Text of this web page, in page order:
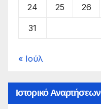
24 25 26
31
« Ιούλ
Ιστορικό Αναρτήσεων